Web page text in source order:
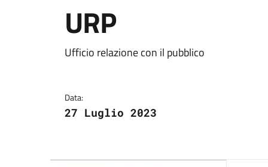
URP
Dettagli della
Ufficio relazione con il pubblico
Data:
27 Luglio 2023